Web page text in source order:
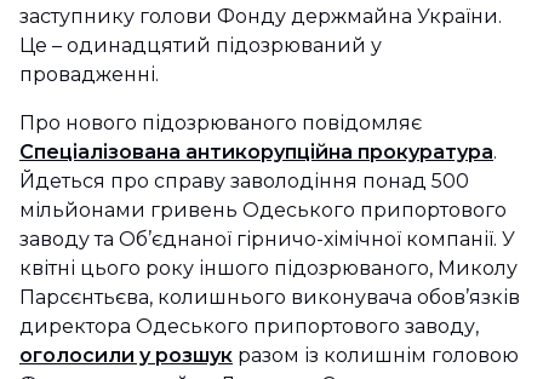
заступнику голови Фонду держмайна України.
Це – одинадцятий підозрюваний у
провадженні.
Про нового підозрюваного повідомляє
Спеціалізована антикорупційна прокуратура.
Йдеться про справу заволодіння понад 500
мільйонами гривень Одеського припортового
заводу та Об’єднаної гірничо-хімічної компанії. У
квітні цього року іншого підозрюваного, Миколу
Парсєнтьєва, колишнього виконувача обов’язків
директора Одеського припортового заводу,
оголосили у розшук разом із колишнім головою